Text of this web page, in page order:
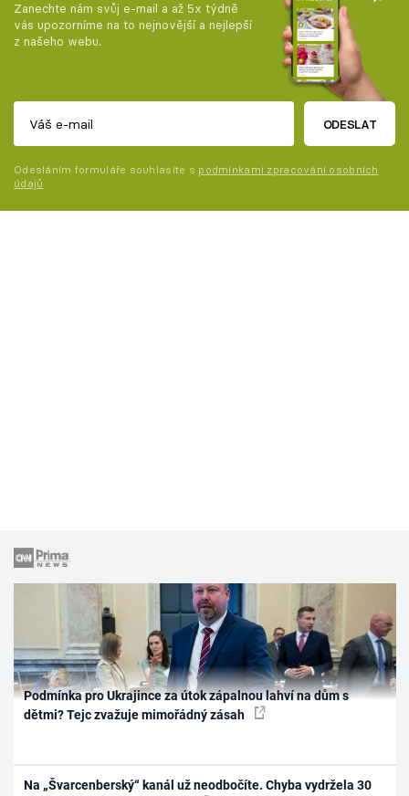
Zanechte nám svůj e-mail a až 5x týdně
vás upozorníme na to nejnovější a nejlepší
z našeho webu.
ODESLAT
Odesláním formuláře souhlasíte s podmínkami zpracování osobních
údajů
Podmínka pro Ukrajince za útok zápalnou lahví na dům s
dětmi? Tejc zvažuje mimořádný zásah
Na „Švarcenberský“ kanál už neodbočíte. Chyba vydržela 30